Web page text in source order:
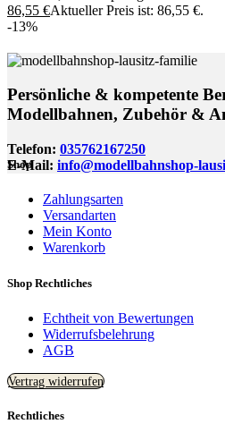
86,55 €Aktueller Preis ist: 86,55 €.
-13%
Persönliche & kompetente
Modellbahnen, Zubehör &
Telefon: 035762167250
E-Mail: info@modellbahnshop-
Shop
Zahlungsarten
Versandarten
Mein Konto
Warenkorb
Shop Rechtliches
Echtheit von Bewertungen
Widerrufsbelehrung
AGB
Vertrag widerrufen
Rechtliches